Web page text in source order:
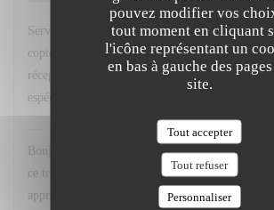
pouvez modifier vos
tout moment en cliquant
l'icône représentant un
en bas à gauche des
site.
Tout accepter
Tout refuser
Personnaliser
Service avenant et personnel souriant. Plats
copieux. Merci Léa pour le service. Merci a hugo
réception. Nous reviendrons comme d habitude
espérant retrouver nos pots de beurre habituels ;-)
L'OPALE RESTAURANT a répondu à cet
Bonjour M. Matthews, Un grand merci pour
ce très gentil commentaire. Nous sommes ravis
apprécié l'accueil, le service ainsi que les plats